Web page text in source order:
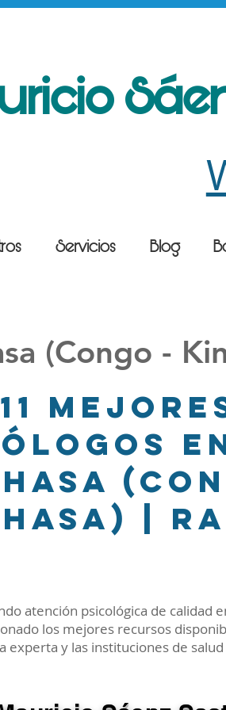
(Congo -
|
atención psicológica de calidad
los mejores recursos
experta y las instituciones de
Servicios Blog